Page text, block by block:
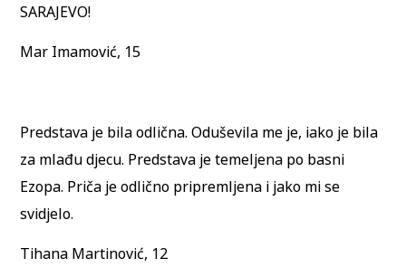
SARAJEVO!
Mar Imamović, 15
Predstava je bila odlična. Oduševila me je, iako je bila
za mlađu djecu. Predstava je temeljena po basni
Ezopa. Priča je odlično pripremljena i jako mi se
svidjelo.
Tihana Martinović, 12